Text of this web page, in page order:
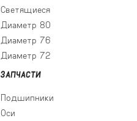
Светящиеся
Диаметр 80
Диаметр 76
Диаметр 72
ЗАПЧАСТИ
Подшипники
Оси